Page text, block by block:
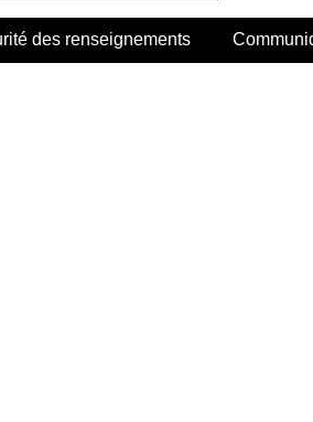
des renseignements